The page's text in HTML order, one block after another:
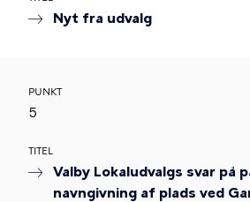
Nyt fra udvalg
PUNKT
5
TITEL
Valby Lokaludvalgs svar på
navngivning af plads ved